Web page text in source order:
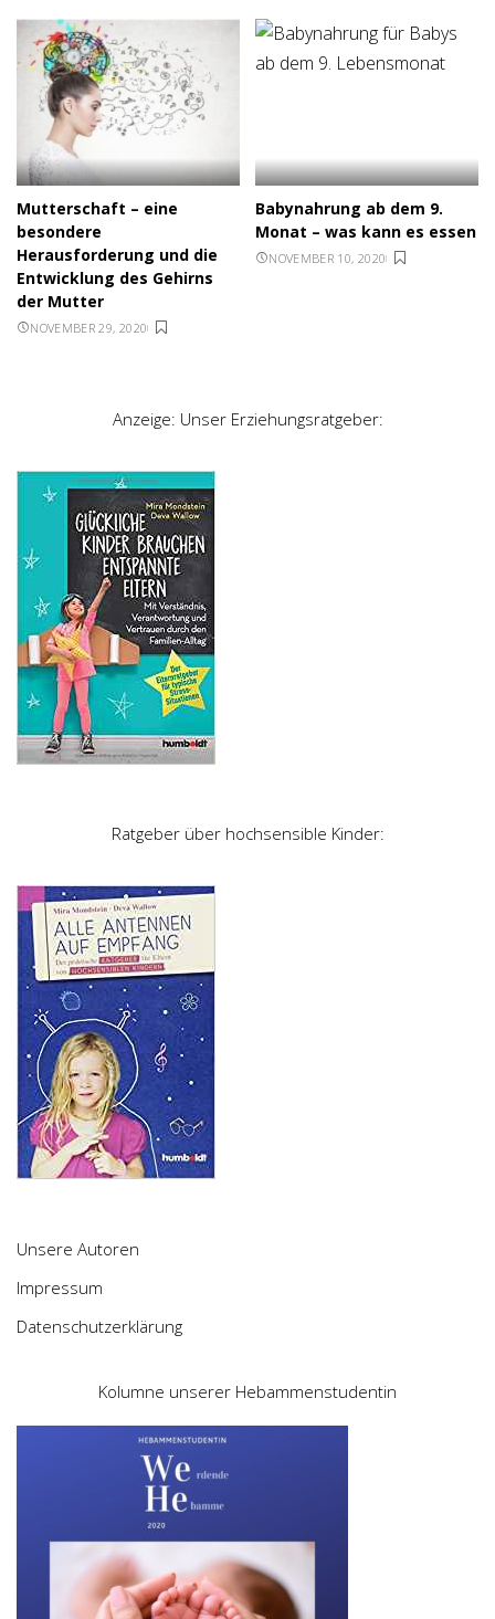
Mutterschaft – eine
besondere
Herausforderung und die
Entwicklung des Gehirns
der Mutter
NOVEMBER 29, 2020
Babynahrung ab dem 9.
Monat – was kann es essen
NOVEMBER 10, 2020
Anzeige: Unser Erziehungsratgeber:
Ratgeber über hochsensible Kinder:
Unsere Autoren
Impressum
Datenschutzerklärung
Kolumne unserer Hebammenstudentin